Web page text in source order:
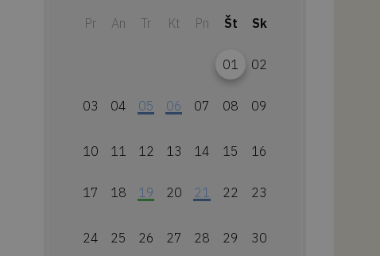
Pr An Tr Kt Pn Št Sk
01 02
03 04 05 06 07 08 09
10 11 12 13 14 15 16
17 18 19 20 21 22 23
24 25 26 27 28 29 30